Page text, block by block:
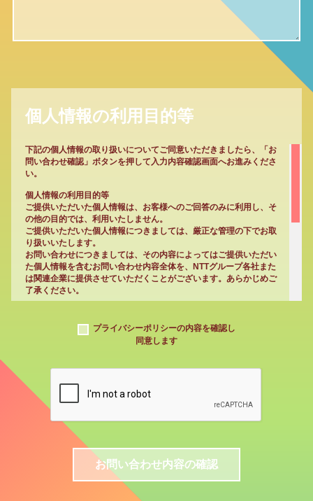
個人情報の利用目的等
下記の個人情報の取り扱いについてご同意いただきましたら、「お
問い合わせ確認」ボタンを押して入力内容確認画面へお進みくださ
い。
個人情報の利用目的等
ご提供いただいた個人情報は、お客様へのご回答のみに利用し、そ
の他の目的では、利用いたしません。
ご提供いただいた個人情報につきましては、厳正な管理の下でお取
り扱いいたします。
お問い合わせにつきましては、その内容によってはご提供いただい
た個人情報を含むお問い合わせ内容全体を、NTTグループ各社また
は関連企業に提供させていただくことがございます。あらかじめご
了承ください。
お客様個人情報のお取り扱いにあたっては、個人情報保護法及び関
連法令を遵守し、主管する省庁のガイドラインや業界ガイドライン
クッキーの利用について
本サイトでは、不正なアクセスの防止とセキュリティを確保するた
め、メールフォームには「クッキー（cookie）」を利用していま
す。 クッキーを受け入れない設定をされている場合は、画面動作
なお、クッキーには皆様の個人情報が判明するような情報等は含ま
れていません。
プライバシーポリシーの内容を確認し
同意します
お問い合わせ内容の確認